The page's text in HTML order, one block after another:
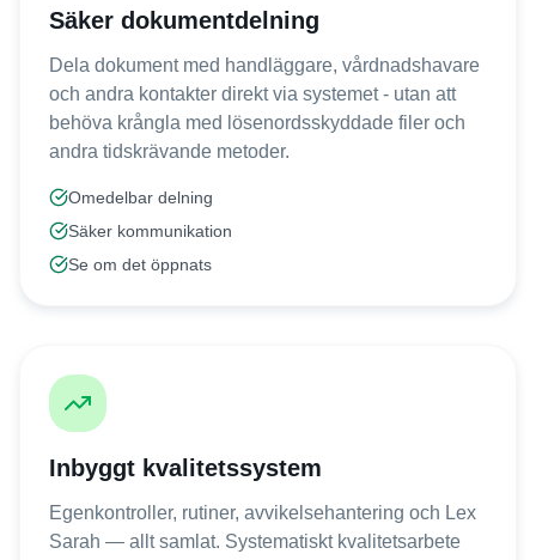
Säker dokumentdelning
Dela dokument med handläggare, vårdnadshavare
och andra kontakter direkt via systemet - utan att
behöva krångla med lösenordsskyddade filer och
andra tidskrävande metoder.
Omedelbar delning
Säker kommunikation
Se om det öppnats
Inbyggt kvalitetssystem
Egenkontroller, rutiner, avvikelsehantering och Lex
Sarah — allt samlat. Systematiskt kvalitetsarbete